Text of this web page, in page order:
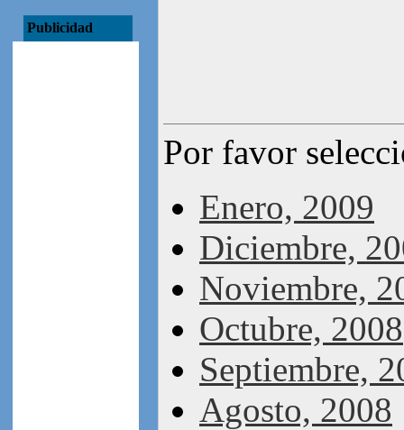
Publicidad
Por favor
Enero, 2009
Diciembre,
Noviembre,
Octubre, 2008
Septiembre,
Agosto, 2008